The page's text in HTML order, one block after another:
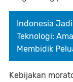
Indonesia
Teknologi:
Membidik
Kebijakan